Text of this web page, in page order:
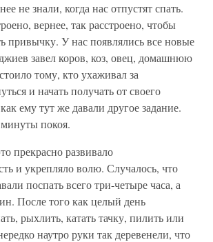
не знали, когда нас отпустят спать.
вернее, так расстроено, чтобы
привычку. У нас появлялись все новые
завел коров, коз, овец, домашнюю
тому, кто ухаживал за
и начать получать от своего
ему тут же давали другое задание.
покоя.
прекрасно развивало
и укрепляло волю. Случалось, что
поспать всего три-четыре часа, а
После того как целый день
рыхлить, катать тачку, пилить или
наутро руки так деревенели, что